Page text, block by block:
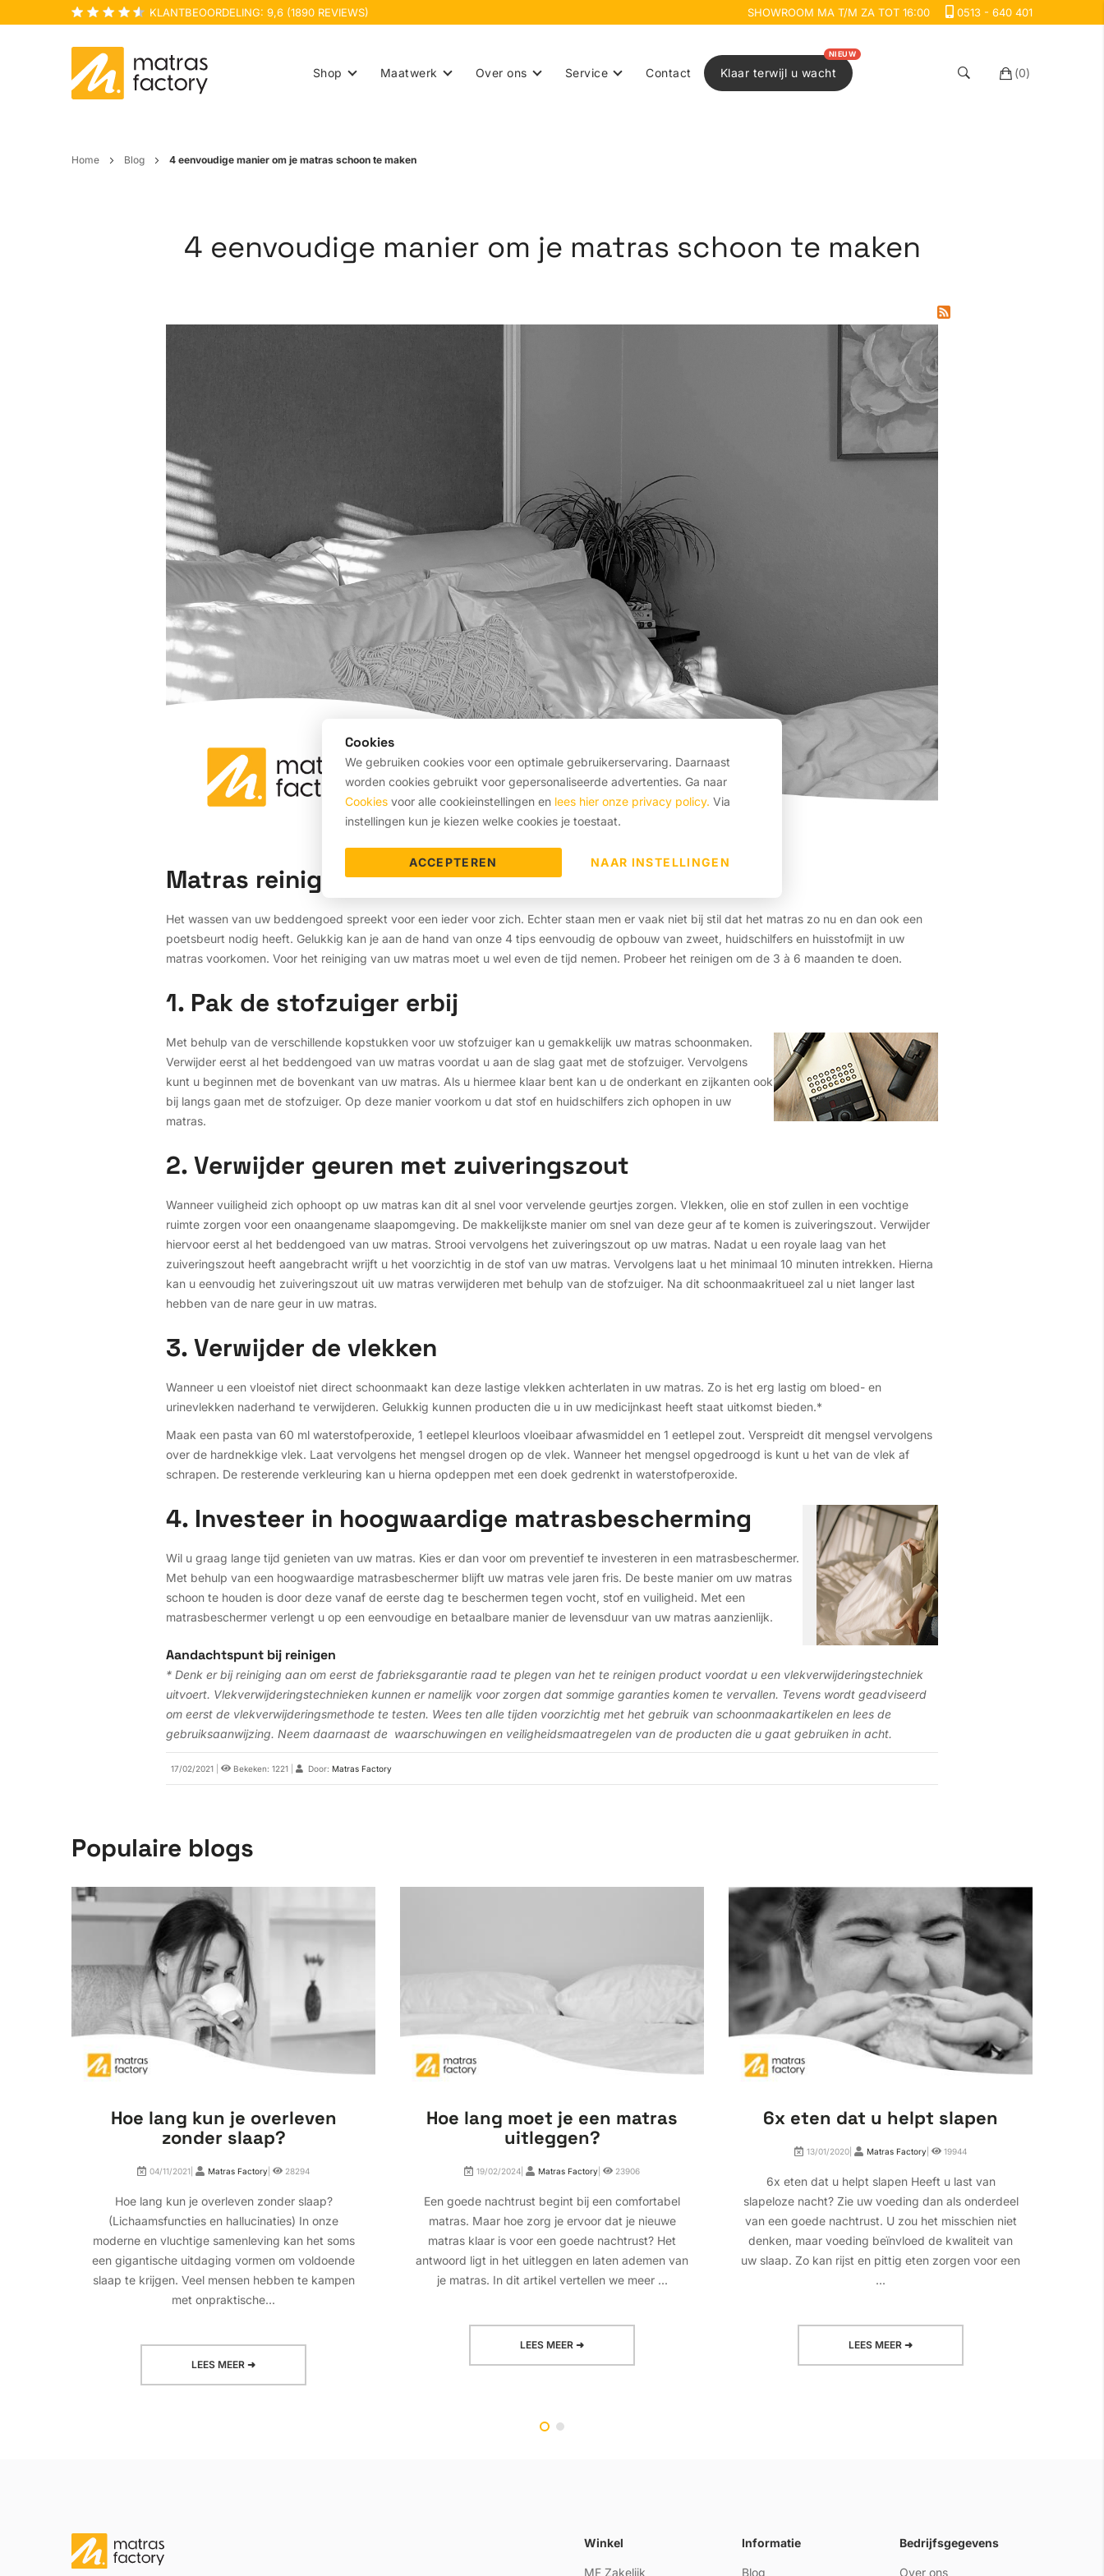
Cookies
We gebruiken cookies voor een optimale gebruikerservaring. Daarnaast
worden cookies gebruikt voor gepersonaliseerde advertenties. Ga naar
Cookies voor alle cookieinstellingen en lees hier onze privacy policy. Via
instellingen kun je kiezen welke cookies je toestaat.
ACCEPTEREN NAAR INSTELLINGEN
KLANTBEOORDELING: 9,6 (1890 REVIEWS) SHOWROOM MA T/M ZA TOT 16:00 0513 - 640 401
Shop Maatwerk Over ons Service Contact Klaar terwijl u wacht
NIEUW
(0)
Home Blog 4 eenvoudige manier om je matras schoon te maken
4 eenvoudige manier om je matras schoon te maken
Matras reinigen
Het wassen van uw beddengoed spreekt voor een ieder voor zich. Echter staan men er vaak niet bij stil dat het matras zo nu en dan ook een
poetsbeurt nodig heeft. Gelukkig kan je aan de hand van onze 4 tips eenvoudig de opbouw van zweet, huidschilfers en huisstofmijt in uw
matras voorkomen. Voor het reiniging van uw matras moet u wel even de tijd nemen. Probeer het reinigen om de 3 à 6 maanden te doen.
1. Pak de stofzuiger erbij
Met behulp van de verschillende kopstukken voor uw stofzuiger kan u gemakkelijk uw matras schoonmaken.
Verwijder eerst al het beddengoed van uw matras voordat u aan de slag gaat met de stofzuiger. Vervolgens
kunt u beginnen met de bovenkant van uw matras. Als u hiermee klaar bent kan u de onderkant en zijkanten ook
bij langs gaan met de stofzuiger. Op deze manier voorkom u dat stof en huidschilfers zich ophopen in uw
matras.
2. Verwijder geuren met zuiveringszout
Wanneer vuiligheid zich ophoopt op uw matras kan dit al snel voor vervelende geurtjes zorgen. Vlekken, olie en stof zullen in een vochtige
ruimte zorgen voor een onaangename slaapomgeving. De makkelijkste manier om snel van deze geur af te komen is zuiveringszout. Verwijder
hiervoor eerst al het beddengoed van uw matras. Strooi vervolgens het zuiveringszout op uw matras. Nadat u een royale laag van het
zuiveringszout heeft aangebracht wrijft u het voorzichtig in de stof van uw matras. Vervolgens laat u het minimaal 10 minuten intrekken. Hierna
kan u eenvoudig het zuiveringszout uit uw matras verwijderen met behulp van de stofzuiger. Na dit schoonmaakritueel zal u niet langer last
hebben van de nare geur in uw matras.
3. Verwijder de vlekken
Wanneer u een vloeistof niet direct schoonmaakt kan deze lastige vlekken achterlaten in uw matras. Zo is het erg lastig om bloed- en
urinevlekken naderhand te verwijderen. Gelukkig kunnen producten die u in uw medicijnkast heeft staat uitkomst bieden.*
Maak een pasta van 60 ml waterstofperoxide, 1 eetlepel kleurloos vloeibaar afwasmiddel en 1 eetlepel zout. Verspreidt dit mengsel vervolgens
over de hardnekkige vlek. Laat vervolgens het mengsel drogen op de vlek. Wanneer het mengsel opgedroogd is kunt u het van de vlek af
schrapen. De resterende verkleuring kan u hierna opdeppen met een doek gedrenkt in waterstofperoxide.
4. Investeer in hoogwaardige matrasbescherming
Wil u graag lange tijd genieten van uw matras. Kies er dan voor om preventief te investeren in een matrasbeschermer.
Met behulp van een hoogwaardige matrasbeschermer blijft uw matras vele jaren fris. De beste manier om uw matras
schoon te houden is door deze vanaf de eerste dag te beschermen tegen vocht, stof en vuiligheid. Met een
matrasbeschermer verlengt u op een eenvoudige en betaalbare manier de levensduur van uw matras aanzienlijk.
Aandachtspunt bij reinigen
* Denk er bij reiniging aan om eerst de fabrieksgarantie raad te plegen van het te reinigen product voordat u een vlekverwijderingstechniek
uitvoert. Vlekverwijderingstechnieken kunnen er namelijk voor zorgen dat sommige garanties komen te vervallen. Tevens wordt geadviseerd
om eerst de vlekverwijderingsmethode te testen. Wees ten alle tijden voorzichtig met het gebruik van schoonmaakartikelen en lees de
gebruiksaanwijzing. Neem daarnaast de waarschuwingen en veiligheidsmaatregelen van de producten die u gaat gebruiken in acht.
17/02/2021 Bekeken: 1221 Door: Matras Factory
Populaire blogs
Hoe lang kun je overleven
zonder slaap?
04/11/2021| Matras Factory 28294
Hoe lang kun je overleven zonder slaap?
(Lichaamsfuncties en hallucinaties) In onze
moderne en vluchtige samenleving kan het soms
een gigantische uitdaging vormen om voldoende
slaap te krijgen. Veel mensen hebben te kampen
met onpraktische...
LEES MEER ➜
Hoe lang moet je een matras
uitleggen?
19/02/2024| Matras Factory 23906
Een goede nachtrust begint bij een comfortabel
matras. Maar hoe zorg je ervoor dat je nieuwe
matras klaar is voor een goede nachtrust? Het
antwoord ligt in het uitleggen en laten ademen van
je matras. In dit artikel vertellen we meer ...
LEES MEER ➜
6x eten dat u helpt slapen
13/01/2020| Matras Factory 19944
6x eten dat u helpt slapen Heeft u last van
slapeloze nacht? Zie uw voeding dan als onderdeel
van een goede nachtrust. U zou het misschien niet
denken, maar voeding beïnvloed de kwaliteit van
uw slaap. Zo kan rijst en pittig eten zorgen voor een
...
LEES MEER ➜
Winkel
MF Zakelijk
Informatie
Blog
Bedrijfsgegevens
Over ons